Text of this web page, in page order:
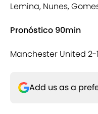
Lemina, Nunes,
Pronóstico 90min
Manchester United 2-
Add us as a